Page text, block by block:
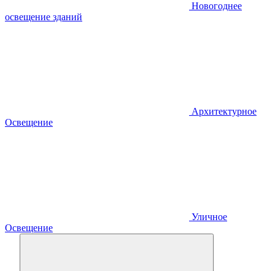
Новогоднее
освещение зданий
Архитектурное
Освещение
Уличное
Освещение